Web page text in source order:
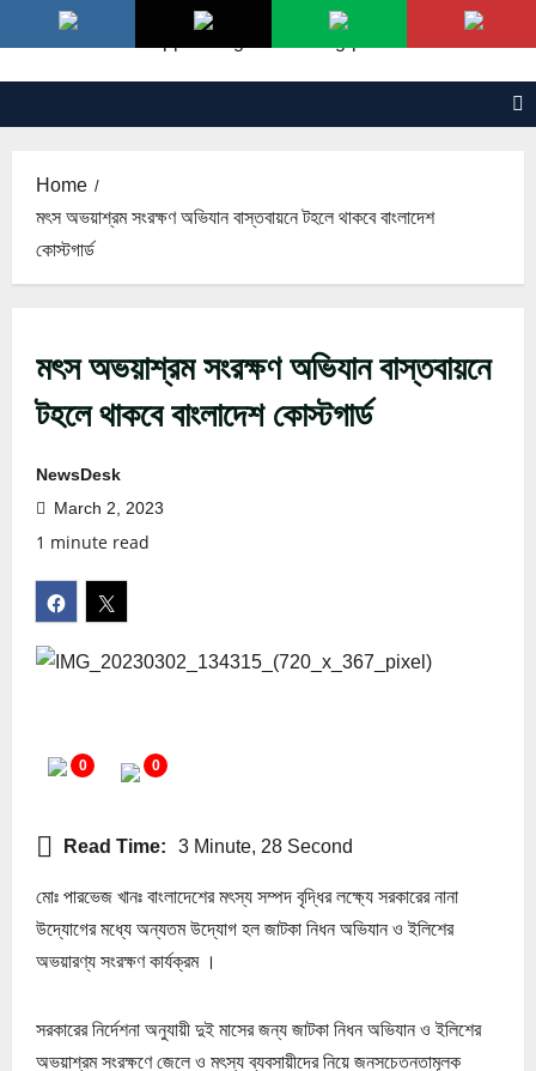
to
content
Home
মৎস অভয়াশ্রম সংরক্ষণ অভিযান বাস্তবায়নে টহলে থাকবে বাংলাদেশ
কোস্টগার্ড
মৎস অভয়াশ্রম সংরক্ষণ অভিযান বাস্তবায়নে
টহলে থাকবে বাংলাদেশ কোস্টগার্ড
NewsDesk
March 2, 2023
1 minute read
0 0
Read Time: 3 Minute, 28 Second
মোঃ পারভেজ খানঃ বাংলাদেশের মৎস্য সম্পদ বৃদ্ধির লক্ষ্যে সরকারের নানা
উদ্যোগের মধ্যে অন্যতম উদ্যোগ হল জাটকা নিধন অভিযান ও ইলিশের
অভয়ারণ্য সংরক্ষণ কার্যক্রম ‌।
সরকারের নির্দেশনা অনুযায়ী দুই মাসের জন্য জাটকা নিধন অভিযান ও ইলিশের
অভয়াশ্রম সংরক্ষণে জেলে ও মৎস্য ব্যবসায়ীদের নিয়ে জনসচেতনতামূলক